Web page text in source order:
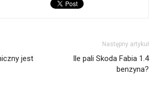
jest
Następny artykuł
Ile pali Skoda Fabia 1.4
benzyna?